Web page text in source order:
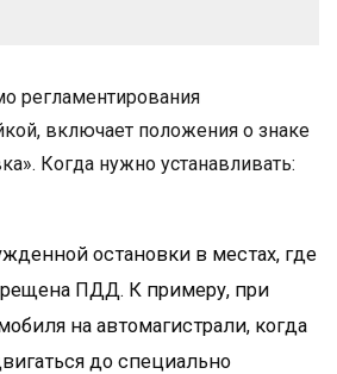
регламентирования
включает положения о знаке
Когда нужно устанавливать:
остановки в местах, где
ПДД. К примеру, при
на автомагистрали, когда
до специально